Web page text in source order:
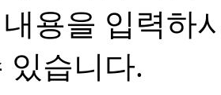
용을 입력하
있습니다.